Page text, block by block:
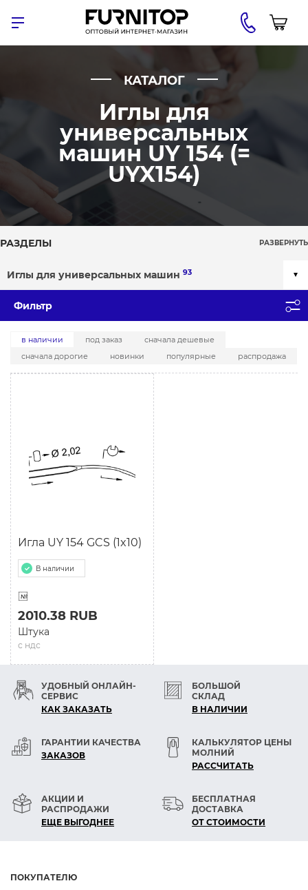
КАТАЛОГ
Иглы для
универсальных
машин UY 154 (=
UYX154)
РАЗДЕЛЫ РАЗВЕРНУТЬ
Иглы для универсальных машин 93
Фильтр
в наличии под заказ
сначала дешевые
сначала дорогие
новинки популярные распродажа
Игла UY 154 GCS (1x10)
В наличии
с ндс
2010.38 RUB
Штука
УДОБНЫЙ ОНЛАЙН-
СЕРВИС
КАК ЗАКАЗАТЬ
БОЛЬШОЙ
СКЛАД
В НАЛИЧИИ
ГАРАНТИИ КАЧЕСТВА
ЗАКАЗОВ
КАЛЬКУЛЯТОР ЦЕНЫ
МОЛНИЙ
РАСCЧИТАТЬ
АКЦИИ И
РАСПРОДАЖИ
ЕЩЕ ВЫГОДНЕЕ
БЕСПЛАТНАЯ
ДОСТАВКА
ОТ СТОИМОСТИ
ПОКУПАТЕЛЮ